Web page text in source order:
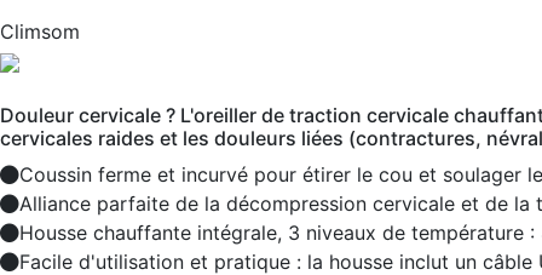
Climsom
Douleur cervicale ? L'oreiller de traction cervicale
cervicales raides et les douleurs liées (contractures,
Coussin ferme et incurvé pour étirer le cou et soulager
Alliance parfaite de la décompression cervicale et de la
Housse chauffante intégrale, 3 niveaux de température
Facile d'utilisation et pratique : la housse inclut un câble